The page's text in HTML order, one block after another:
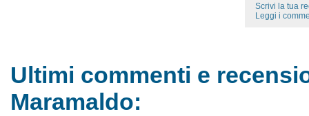
Scrivi la tua
Leggi i
Ultimi commenti e
Maramaldo: